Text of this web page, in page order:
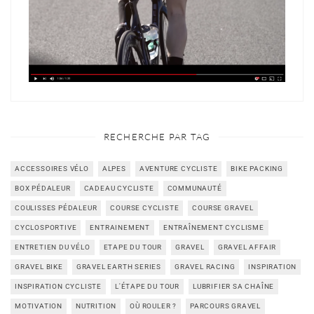
RECHERCHE PAR TAG
ACCESSOIRES VÉLO ALPES AVENTURE CYCLISTE BIKE PACKING
BOX PÉDALEUR CADEAU CYCLISTE COMMUNAUTÉ
COULISSES PÉDALEUR COURSE CYCLISTE COURSE GRAVEL
CYCLOSPORTIVE ENTRAINEMENT ENTRAÎNEMENT CYCLISME
ENTRETIEN DU VÉLO ETAPE DU TOUR GRAVEL GRAVEL AFFAIR
GRAVEL BIKE GRAVEL EARTH SERIES GRAVEL RACING INSPIRATION
INSPIRATION CYCLISTE L'ÉTAPE DU TOUR LUBRIFIER SA CHAÎNE
MOTIVATION NUTRITION OÙ ROULER ? PARCOURS GRAVEL